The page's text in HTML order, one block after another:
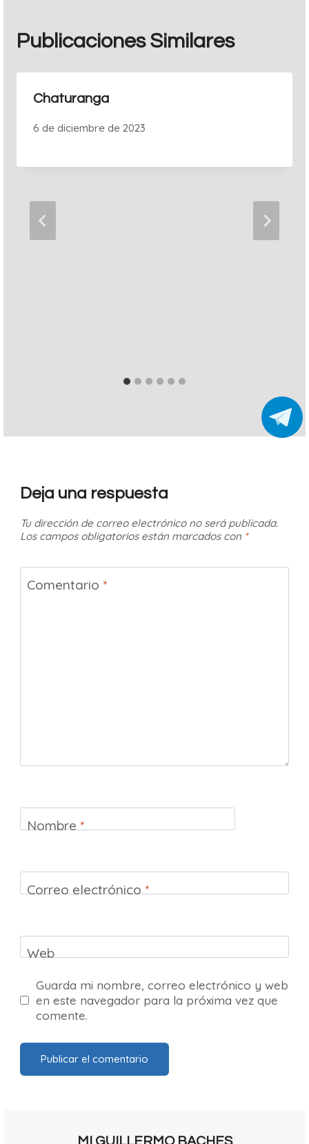
Publicaciones Similares
Chaturanga
6 de diciembre de 2023
Deja una respuesta
Tu dirección de correo electrónico no será publicada.
Los campos obligatorios están marcados con *
Comentario *
Nombre *
Correo electrónico *
Web
Guarda mi nombre, correo electrónico y web
en este navegador para la próxima vez que
comente.